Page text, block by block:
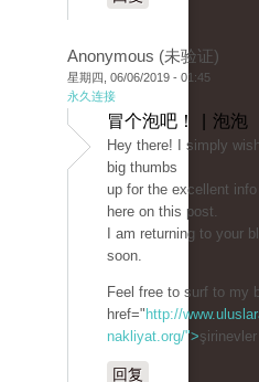
Anonymous (未验证)
星期四, 06/06/2019 - 01:45
永久连接
冒个泡吧！ | 泡泡
Hey there! I simply
big thumbs
up for the excellent
here on this post.
I am returning to your
soon.
Feel free to surf to my
href=" http://
nakliyat.org/">
回复